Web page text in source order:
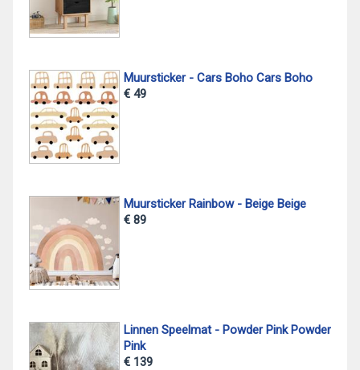
Muursticker - Cars Boho Cars Boho
€ 49
Muursticker Rainbow - Beige Beige
€ 89
Linnen Speelmat - Powder Pink Powder
Pink
€ 139